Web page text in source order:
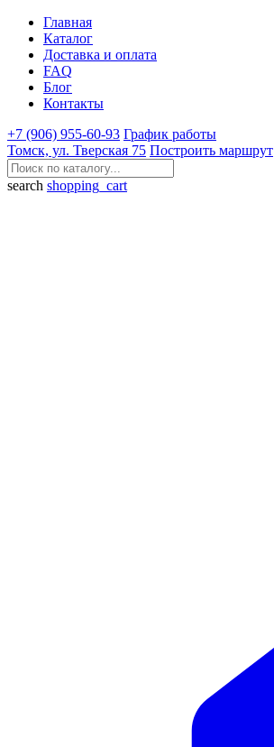
Главная
Каталог
Доставка и оплата
FAQ
Блог
Контакты
+7 (906) 955-60-93 График работы
Томск, ул. Тверская 75 Построить маршрут
search shopping_cart